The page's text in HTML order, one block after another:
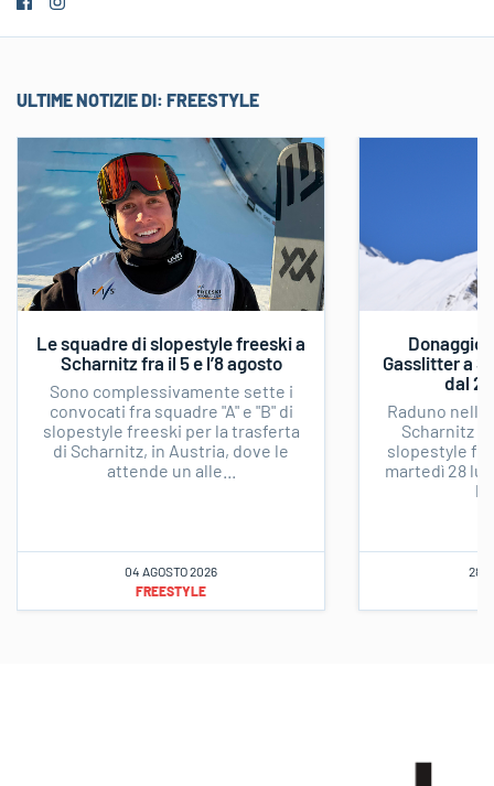
ULTIME NOTIZIE DI: FREESTYLE
Le squadre di slopestyle freeski a
Scharnitz fra il 5 e l’8 agosto
Sono complessivamente sette i
convocati fra squadre "A" e "B" di
slopestyle freeski per la trasferta
di Scharnitz, in Austria, dove le
attende un alle...
04 AGOSTO 2026
FREESTYLE
Gasslitter a
dal
Raduno
Scharnitz
slopestyle
martedì 28
28